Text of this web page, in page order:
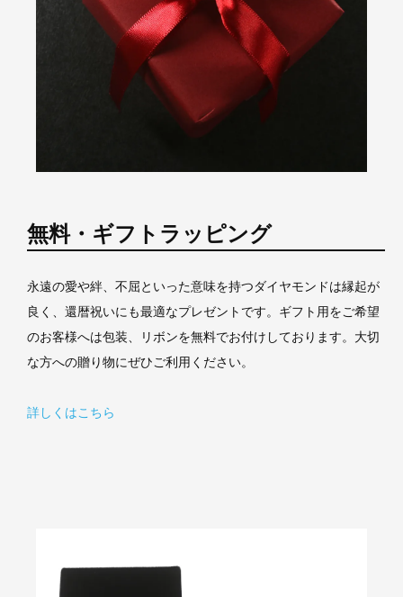
無料・ギフトラッピング
永遠の愛や絆、不屈といった意味を持つダイヤモンドは縁起が
良く、還暦祝いにも最適なプレゼントです。ギフト用をご希望
のお客様へは包装、リボンを無料でお付けしております。大切
な方への贈り物にぜひご利用ください。
詳しくはこちら